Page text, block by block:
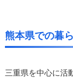
熊本県での暮
三重県を中心に活